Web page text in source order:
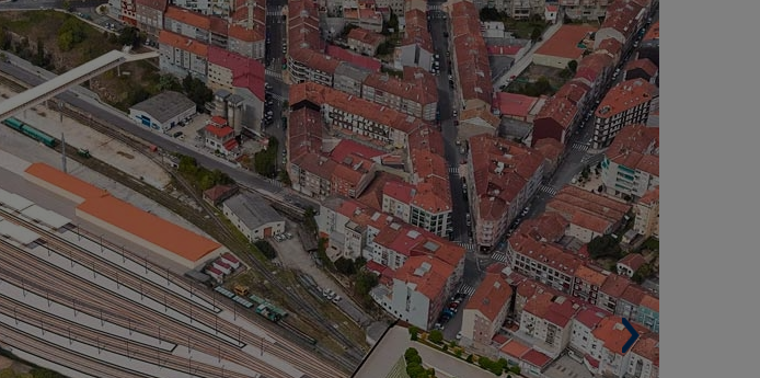
A Estação de Ourense, que triplicará o espaço
para passageiros e terá onze vias (três delas de
bitola standard para alta velocidade), tornar-se-á
um novo nó de mobilidade sustentável e
intermodal no noroeste do país e responderá ao
aumento de tráfego associado à alta velocidade,
à liberalização e à modernização da linha com
Monforte de Lemos e Lugo.
> Área construída. 17.561 m².
> Área de intervenção. 87.300 m².
> Arquitetos. Foster + Partners (Premio Pritzker),